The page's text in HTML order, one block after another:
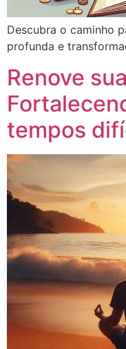
Descubra o caminho
profunda e
Renove
tempos